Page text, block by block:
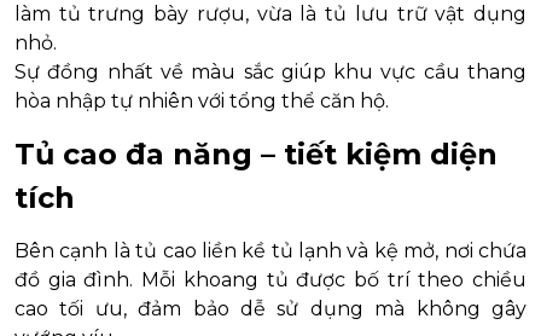
làm tủ trưng bày rượu, vừa là tủ lưu trữ vật dụng
nhỏ.
Sự đồng nhất về màu sắc giúp khu vực cầu thang
hòa nhập tự nhiên với tổng thể căn hộ.
Tủ cao đa năng – tiết kiệm diện
tích
Bên cạnh là tủ cao liền kề tủ lạnh và kệ mở, nơi chứa
đồ gia đình. Mỗi khoang tủ được bố trí theo chiều
cao tối ưu, đảm bảo dễ sử dụng mà không gây